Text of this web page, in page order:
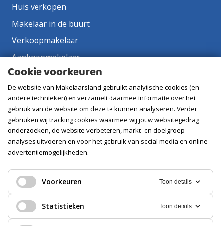
Huis verkopen
Makelaar in de buurt
Verkoopmakelaar
Aankoopmakelaar
Contact
Vacatures
Volg ons
Cookie voorkeuren
De website van Makelaarsland gebruikt analytische cookies (en
andere technieken) en verzamelt daarmee informatie over het
gebruik van de website om deze te kunnen analyseren. Verder
gebruiken wij tracking cookies waarmee wij jouw websitegedrag
onderzoeken, de website verbeteren, markt- en doelgroep
analyses uitvoeren en voor het gebruik van social media en online
advertentiemogelijkheden.
Voorkeuren Toon details
Statistieken Toon details